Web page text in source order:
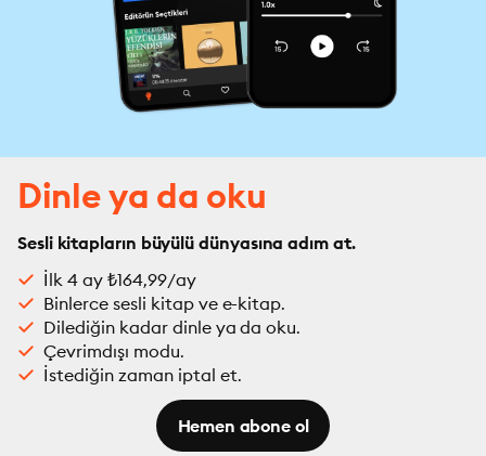
Dinle ya da oku
Sesli kitapların büyülü dünyasına adım at.
İlk 4 ay ₺164,99/ay
Binlerce sesli kitap ve e-kitap.
Dilediğin kadar dinle ya da oku.
Çevrimdışı modu.
İstediğin zaman iptal et.
Hemen abone ol